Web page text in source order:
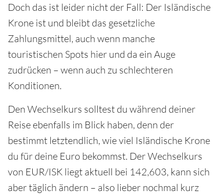
Doch das ist leider nicht der Fall: Der Isländische
Krone ist und bleibt das gesetzliche
Zahlungsmittel, auch wenn manche
touristischen Spots hier und da ein Auge
zudrücken – wenn auch zu schlechteren
Konditionen.
Den Wechselkurs solltest du während deiner
Reise ebenfalls im Blick haben, denn der
bestimmt letztendlich, wie viel Isländische Krone
du für deine Euro bekommst. Der Wechselkurs
von EUR/ISK liegt aktuell bei 142,603, kann sich
aber täglich ändern – also lieber nochmal kurz